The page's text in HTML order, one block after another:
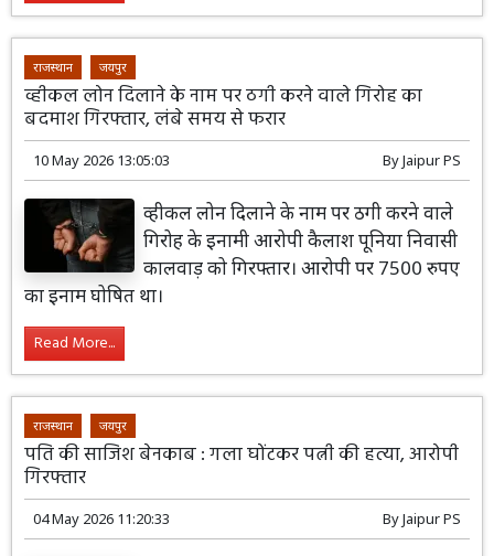
राजस्थान जयपुर
व्हीकल लोन दिलाने के नाम पर ठगी करने वाले गिरोह का
बदमाश गिरफ्तार, लंबे समय से फरार
10 May 2026 13:05:03 ByJaipur PS
व्हीकल लोन दिलाने के नाम पर ठगी करने वाले
गिरोह के इनामी आरोपी कैलाश पूनिया निवासी
कालवाड़ को गिरफ्तार। आरोपी पर 7500 रुपए
का इनाम घोषित था।
Read More...
राजस्थान जयपुर
पति की साजिश बेनकाब : गला घोंटकर पत्नी की हत्या, आरोपी
गिरफ्तार
04 May 2026 11:20:33 ByJaipur PS